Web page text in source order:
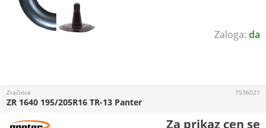
da
Zračnice
ZR 1640 195/205R16 TR-13 Panter
7536021
Za prikaz cen se